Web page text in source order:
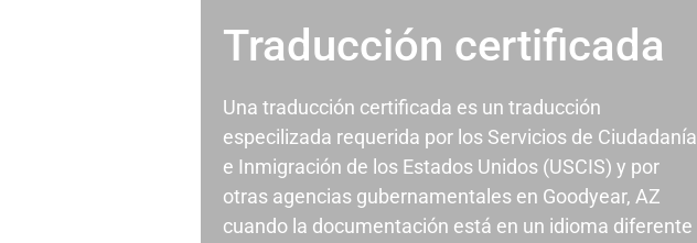
Traducción certificada
Una traducción certificada es un traducción
especilizada requerida por los Servicios de Ciudadanía
e Inmigración de los Estados Unidos (USCIS) y por
otras agencias gubernamentales en Goodyear, AZ
cuando la documentación está en un idioma diferente